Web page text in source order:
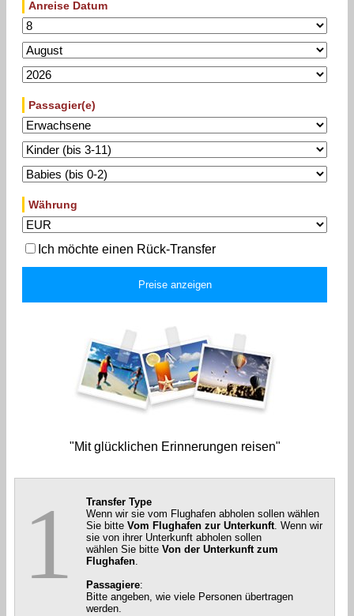
Anreise Datum
Passagier(e)
Währung
Ich möchte einen Rück-Transfer
"Mit glücklichen Erinnerungen reisen"
1
Transfer Type
Wenn wir sie vom Flughafen abholen sollen wählen
Sie bitte Vom Flughafen zur Unterkunft. Wenn wir
sie von ihrer Unterkunft abholen sollen
wählen Sie bitte Von der Unterkunft zum
Flughafen.
Passagiere:
Bitte angeben, wie viele Personen übertragen
werden.